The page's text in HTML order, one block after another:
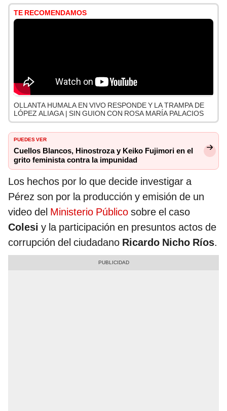
TE RECOMENDAMOS
OLLANTA HUMALA EN VIVO RESPONDE Y LA TRAMPA DE
LÓPEZ ALIAGA | SIN GUION CON ROSA MARÍA PALACIOS
PUEDES VER
Cuellos Blancos, Hinostroza y Keiko Fujimori en el
grito feminista contra la impunidad
Los hechos por lo que decide investigar a
Pérez son por la producción y emisión de un
video del Ministerio Público sobre el caso
Colesi y la participación en presuntos actos de
corrupción del ciudadano Ricardo Nicho Ríos.